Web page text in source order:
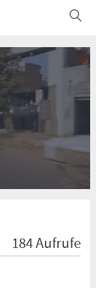
184 Aufrufe